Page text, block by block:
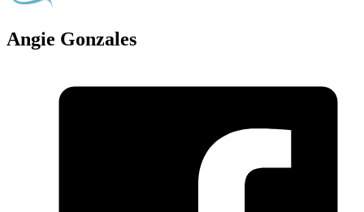
Angie Gonzales